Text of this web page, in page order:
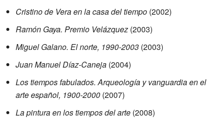
Cristino de Vera en la casa del tiempo (2002)
Ramón Gaya. Premio Velázquez (2003)
Miguel Galano. El norte, 1990-2003 (2003)
Juan Manuel Díaz-Caneja (2004)
Los tiempos fabulados. Arqueología y vanguardia en el
arte español, 1900-2000 (2007)
La pintura en los tiempos del arte (2008)